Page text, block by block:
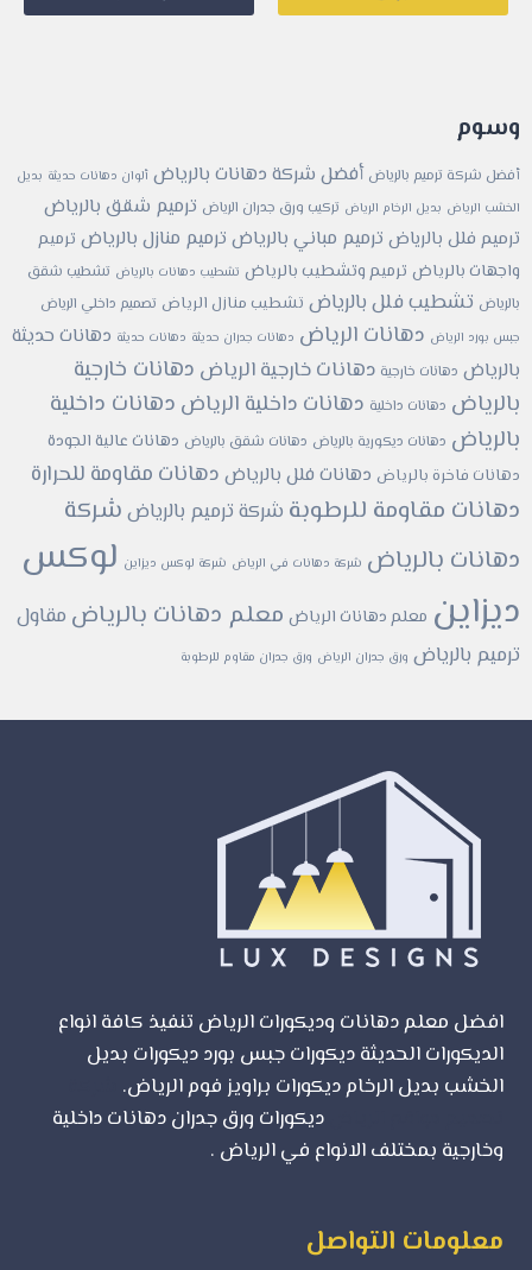
وسوم
أفضل شركة ترميم بالرياض أفضل شركة دهانات بالرياض ألوان دهانات حديثة بديل
الخشب الرياض بديل الرخام الرياض تركيب ورق جدران الرياض ترميم شقق بالرياض
ترميم فلل بالرياض ترميم مباني بالرياض ترميم منازل بالرياض ترميم
واجهات بالرياض ترميم وتشطيب بالرياض تشطيب دهانات بالرياض تشطيب شقق
بالرياض تشطيب فلل بالرياض تشطيب منازل الرياض تصميم داخلي الرياض
جبس بورد الرياض دهانات الرياض دهانات جدران حديثة دهانات حديثة دهانات حديثة
بالرياض دهانات خارجية دهانات خارجية الرياض دهانات خارجية
بالرياض دهانات داخلية دهانات داخلية الرياض دهانات داخلية
بالرياض دهانات ديكورية بالرياض دهانات شقق بالرياض دهانات عالية الجودة
دهانات فاخرة بالرياض دهانات فلل بالرياض دهانات مقاومة للحرارة
دهانات مقاومة للرطوبة شركة ترميم بالرياضشركة
دهانات بالرياض شركة دهانات في الرياض شركة لوكس ديزاين لوكس
ديزاين معلم دهانات الرياض معلم دهانات بالرياض مقاول
ترميم بالرياض ورق جدران الرياض ورق جدران مقاوم للرطوبة
افضل معلم دهانات وديكورات الرياض تنفيذ كافة انواع
الديكورات الحديثة ديكورات جبس بورد ديكورات بديل
الخشب بديل الرخام ديكورات براويز فوم الرياض.
ديكورات ورق جدران دهانات داخلية
وخارجية بمختلف الانواع في الرياض .
معلومات التواصل